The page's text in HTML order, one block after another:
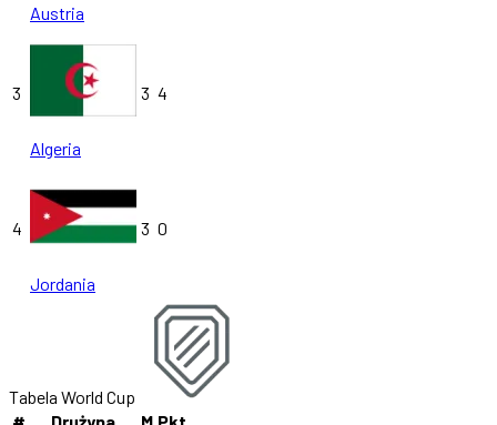
Austria
3
Algeria
3 4
4
Jordania
3 0
Tabela World Cup
#
Drużyna M Pkt